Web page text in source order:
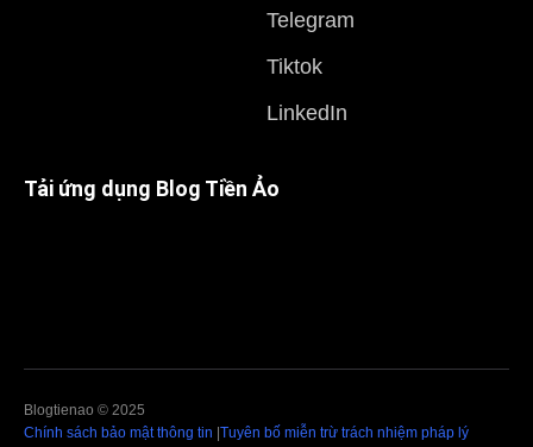
Telegram
Tiktok
LinkedIn
Tải ứng dụng Blog Tiền Ảo
Blogtienao © 2025
Chính sách bảo mật thông tin Tuyên bố miễn trừ trách nhiệm pháp lý